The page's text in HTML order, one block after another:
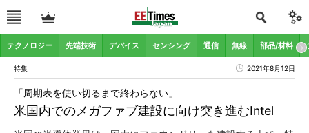
テクノロジー 先端技術 デバイス センシング 通信 無線 部品/材料
特集 2021年8月12日
米国内でのメガファブ建設に向け突き進むIntel
「周期表を使い切るまで終わらない」